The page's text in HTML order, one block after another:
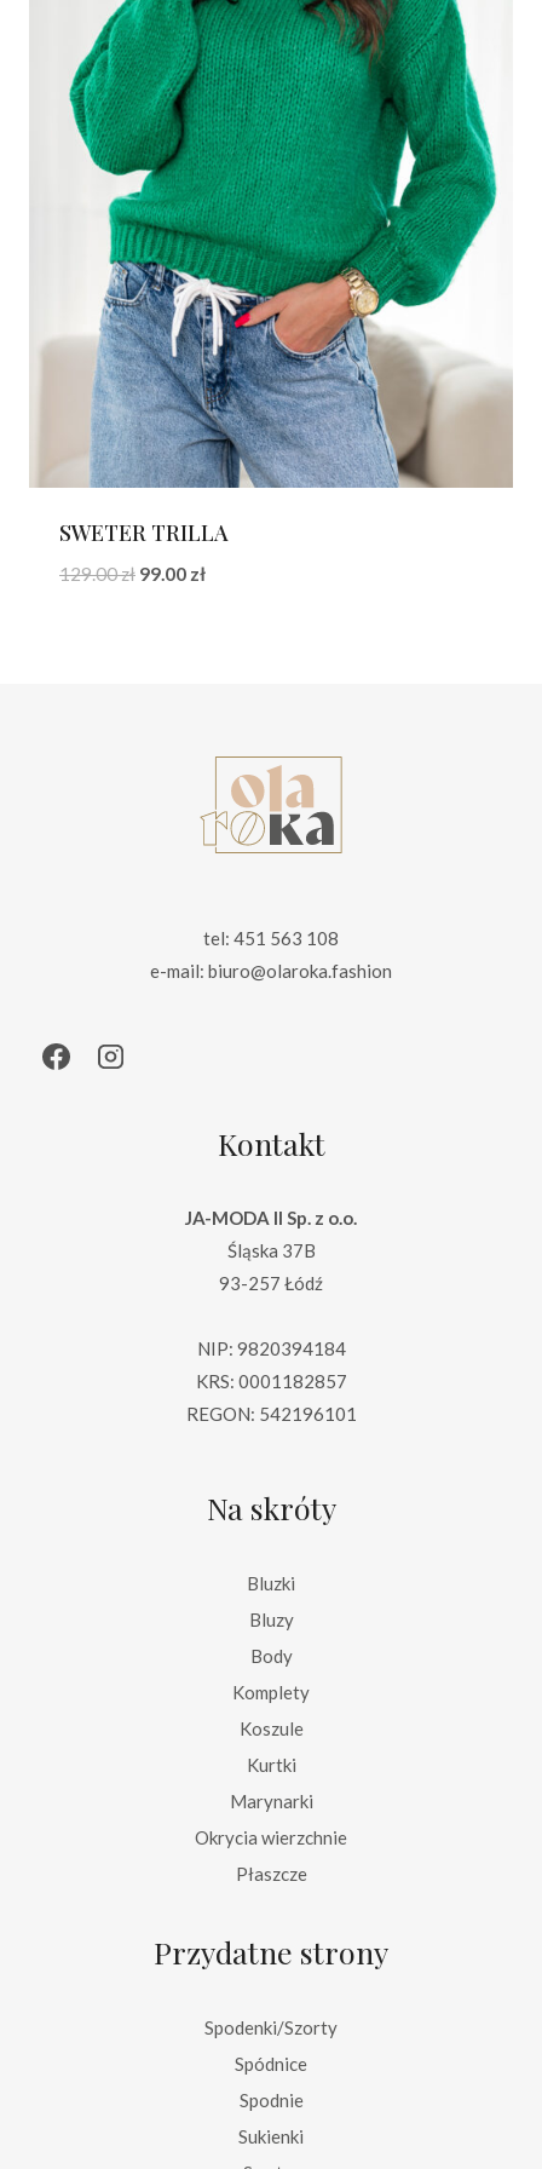
SWETER TRILLA
129.00zł Pierwotna
99.00 złAktualna
tel: 451 563 108
e-mail: biuro@olaroka.fashion
Kontakt
JA-MODA II Sp. z o.o.
Śląska 37B
93-257 Łódź
NIP: 9820394184
KRS: 0001182857
REGON: 542196101
Na skróty
Bluzki
Bluzy
Body
Komplety
Koszule
Kurtki
Marynarki
Okrycia wierzchnie
Płaszcze
Przydatne strony
Spodenki/Szorty
Spódnice
Spodnie
Sukienki